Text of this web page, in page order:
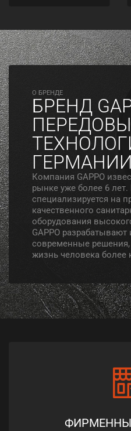
O БРЕНДЕ
БРЕНД
ГЕРМАНИИ
Компания GAPPO
рынке уже более 6
специализируется на
качественного
оборудования
GAPPO
современные
жизнь человека